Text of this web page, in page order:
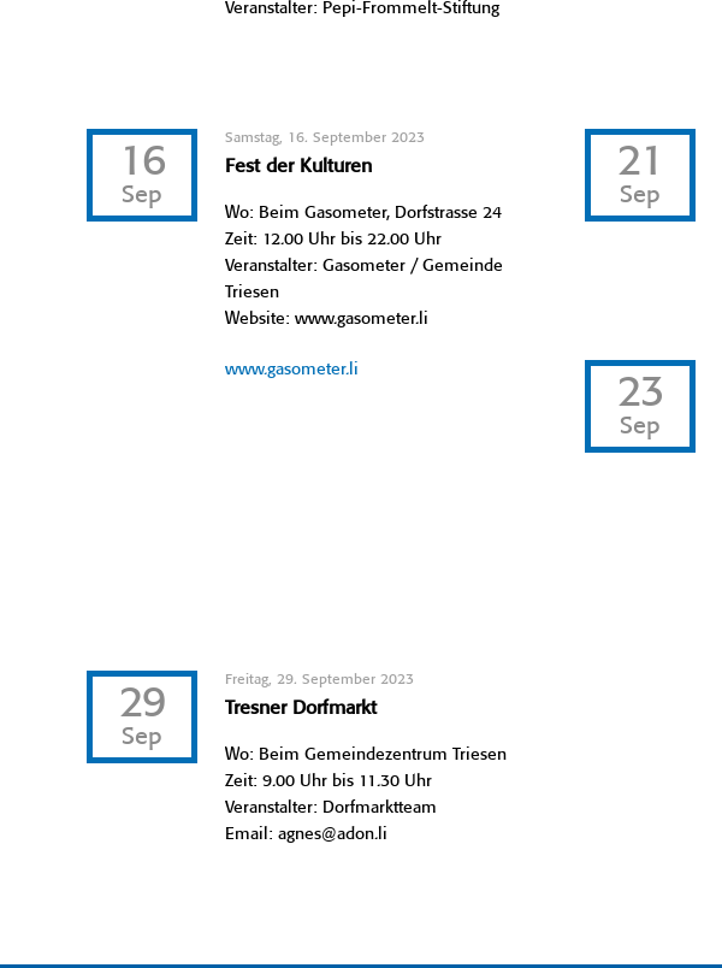
Veranstalter: Pepi-Frommelt-Stiftung
16
Sep
Samstag, 16. September 2023
Fest der Kulturen
Wo: Beim Gasometer, Dorfstrasse 24
Zeit: 12.00 Uhr bis 22.00 Uhr
Veranstalter: Gasometer / Gemeinde
Triesen
Website: www.gasometer.li
www.gasometer.li
21
Sep
23
Sep
29
Sep
Freitag, 29. September 2023
Tresner Dorfmarkt
Wo: Beim Gemeindezentrum Triesen
Zeit: 9.00 Uhr bis 11.30 Uhr
Veranstalter: Dorfmarktteam
Email: agnes@adon.li